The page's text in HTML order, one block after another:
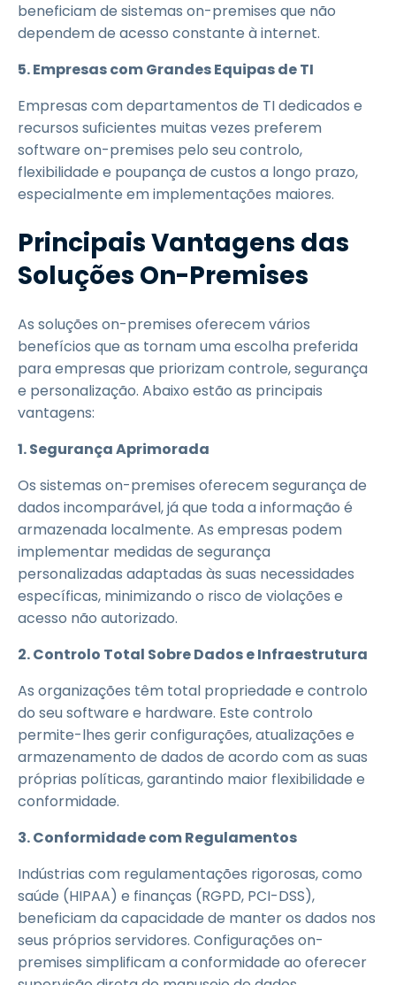
beneficiam de sistemas on-premises que não
dependem de acesso constante à internet.
5. Empresas com Grandes Equipas de TI
Empresas com departamentos de TI dedicados e
recursos suficientes muitas vezes preferem
software on-premises pelo seu controlo,
flexibilidade e poupança de custos a longo prazo,
especialmente em implementações maiores.
Principais Vantagens das
Soluções On-Premises
As soluções on-premises oferecem vários
benefícios que as tornam uma escolha preferida
para empresas que priorizam controle, segurança
e personalização. Abaixo estão as principais
vantagens:
1. Segurança Aprimorada
Os sistemas on-premises oferecem segurança de
dados incomparável, já que toda a informação é
armazenada localmente. As empresas podem
implementar medidas de segurança
personalizadas adaptadas às suas necessidades
específicas, minimizando o risco de violações e
acesso não autorizado.
2. Controlo Total Sobre Dados e Infraestrutura
As organizações têm total propriedade e controlo
do seu software e hardware. Este controlo
permite-lhes gerir configurações, atualizações e
armazenamento de dados de acordo com as suas
próprias políticas, garantindo maior flexibilidade e
conformidade.
3. Conformidade com Regulamentos
Indústrias com regulamentações rigorosas, como
saúde (HIPAA) e finanças (RGPD, PCI-DSS),
beneficiam da capacidade de manter os dados nos
seus próprios servidores. Configurações on-
premises simplificam a conformidade ao oferecer